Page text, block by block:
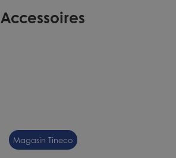
Accessoires
Magasin Tineco